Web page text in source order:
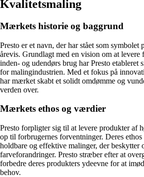
Kvalitetsmaling
Mærkets historie og baggrund
Presto er et navn, der har stået som symbolet
årevis. Grundlagt med en vision om at levere
inden- og udendørs brug har Presto etableret
for malingindustrien. Med et fokus på
har mærket skabt et solidt omdømme og
verden over.
Mærkets ethos og værdier
Presto forpligter sig til at levere produkter af
op til forbrugernes forventninger. Deres
holdbare og effektive malinger, der beskytter
farveforandringer. Presto stræber efter at
forbedre deres produkters ydeevne for at
behov.